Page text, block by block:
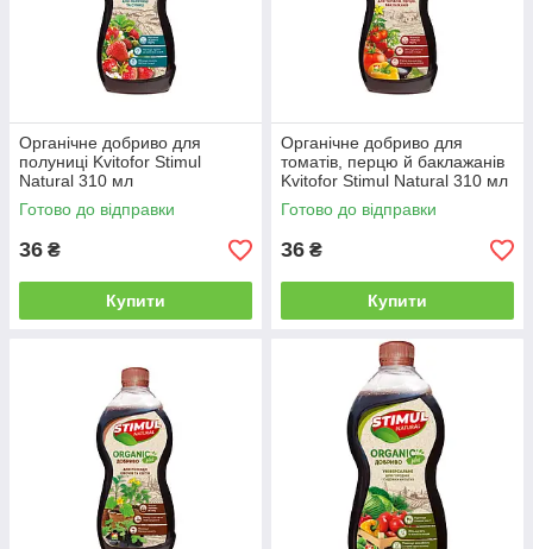
Органічне добриво для
полуниці Kvitofor Stimul
Natural 310 мл
Готово до відправки
36 ₴
Купити
Органічне добриво для
томатів, перцю й баклажанів
Kvitofor Stimul Natural 310 мл
Готово до відправки
36 ₴
Купити